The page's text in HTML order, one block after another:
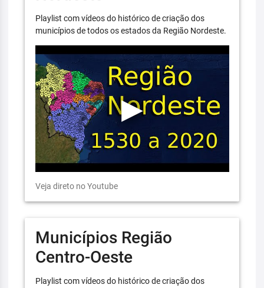
Playlist com vídeos do histórico de criação dos
municípios de todos os estados da Região Nordeste.
Veja direto no Youtube
Municípios Região
Centro-Oeste
Playlist com vídeos do histórico de criação dos